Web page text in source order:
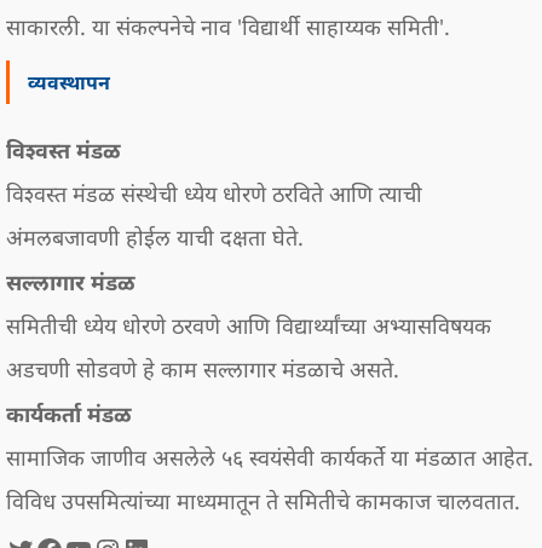
साकारली. या संकल्पनेचे नाव 'विद्यार्थी साहाय्यक समिती'.
व्यवस्थापन
विश्वस्त मंडळ
विश्वस्त मंडळ संस्थेची ध्येय धोरणे ठरविते आणि त्याची
अंमलबजावणी होईल याची दक्षता घेते.
सल्लागार मंडळ
समितीची ध्येय धोरणे ठरवणे आणि विद्यार्थ्यांच्या अभ्यासविषयक
अडचणी सोडवणे हे काम सल्लागार मंडळाचे असते.
कार्यकर्ता मंडळ
सामाजिक जाणीव असलेले ५६ स्वयंसेवी कार्यकर्ते या मंडळात आहेत.
विविध उपसमित्यांच्या माध्यमातून ते समितीचे कामकाज चालवतात.